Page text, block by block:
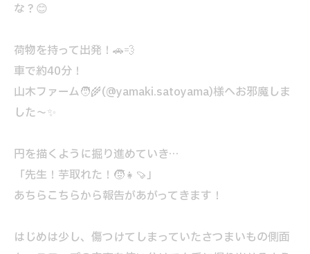
な？😊
荷物を持って出発！🚗💨
車で約40分！
山木ファーム🧑‍🌾(@yamaki.satoyama)様へお邪魔しま
した〜✨️
円を描くように掘り進めていき…
「先生！芋取れた！🧒👧🍠」
あちらこちらから報告があがってきます！
はじめは少し、傷つけてしまっていたさつまいもの側面